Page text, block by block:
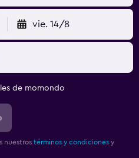
vie. 14/8
de momondo
nuestros términos y condiciones y